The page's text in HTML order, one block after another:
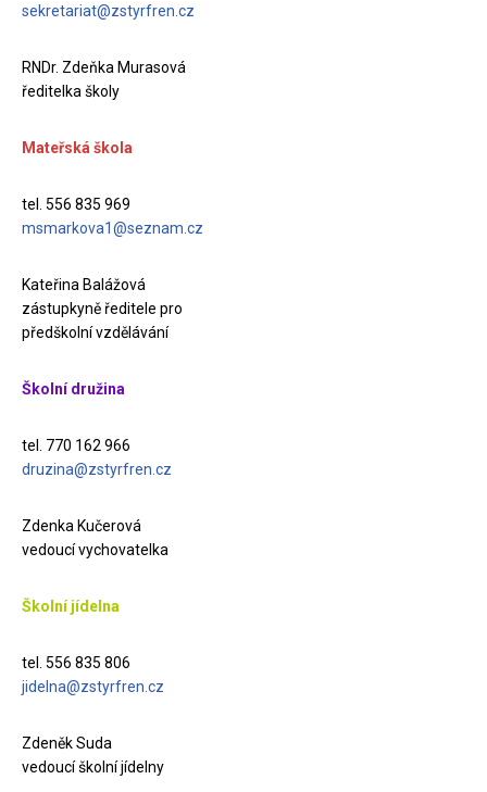
sekretariat@zstyrfren.cz
RNDr. Zdeňka Murasová
ředitelka školy
Mateřská škola
tel. 556 835 969
msmarkova1@seznam.cz
Kateřina Balážová
zástupkyně ředitele pro
předškolní vzdělávání
Školní družina
tel. 770 162 966
druzina@zstyrfren.cz
Zdenka Kučerová
vedoucí vychovatelka
Školní jídelna
tel. 556 835 806
jidelna@zstyrfren.cz
Zdeněk Suda
vedoucí školní jídelny